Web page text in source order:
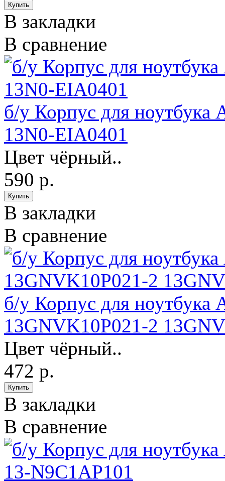
В закладки
В сравнение
б/у Корпус для
13N0-EIA0401
Цвет чёрный..
590 р.
В закладки
В сравнение
б/у Корпус для ноутбука
13GNVK10P021-2
Цвет чёрный..
472 р.
В закладки
В сравнение